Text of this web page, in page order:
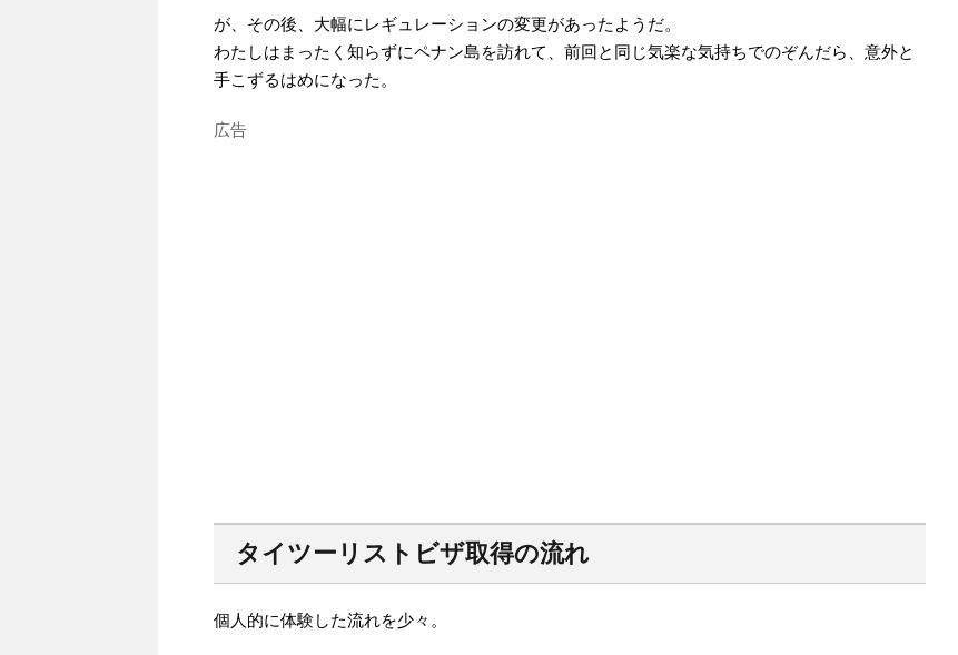
が、その後、大幅にレギュレーションの変更があったようだ。
わたしはまったく知らずにペナン島を訪れて、前回と同じ気楽な気持ちでのぞんだら、意外と
手こずるはめになった。
広告
タイツーリストビザ取得の流れ
個人的に体験した流れを少々。